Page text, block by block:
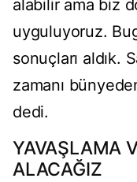
alabilir ama biz
uyguluyoruz.
sonuçları aldık.
zamanı
dedi.
YAVAŞLAMA
ALACAĞIZ